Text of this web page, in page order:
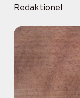
Redaktionel